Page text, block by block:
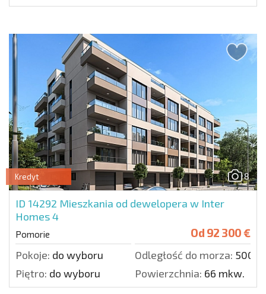
8
Kredyt
ID 14292 Mieszkania od dewelopera w Inter
Homes 4
Pomorie Od 92 300 €
Pokoje: do wyboru Odległość do morza: 500
Piętro: do wyboru Powierzchnia: 66 mkw.